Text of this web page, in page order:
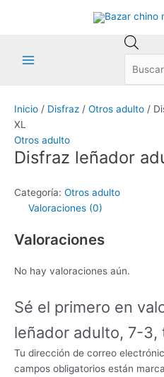
de
Inicio / Disfraz / Otros adulto /
XL
Otros adulto
Disfraz leñador
Categoría: Otros adulto
Valoraciones (0)
Valoraciones
No hay valoraciones aún.
Sé el primero en
leñador adulto, 7-3,
Tu dirección de correo
campos obligatorios están